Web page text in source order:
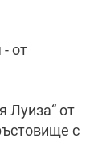
от
Луиза“ от
с